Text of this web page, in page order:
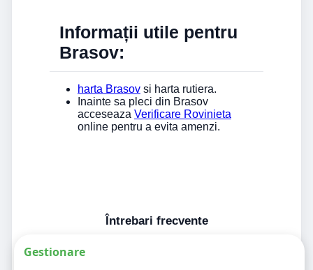
Informații utile pentru
Brasov:
harta Brasov si harta rutiera.
Inainte sa pleci din Brasov
acceseaza Verificare Rovinieta
online pentru a evita amenzi.
Întrebari frecvente
Gestionare